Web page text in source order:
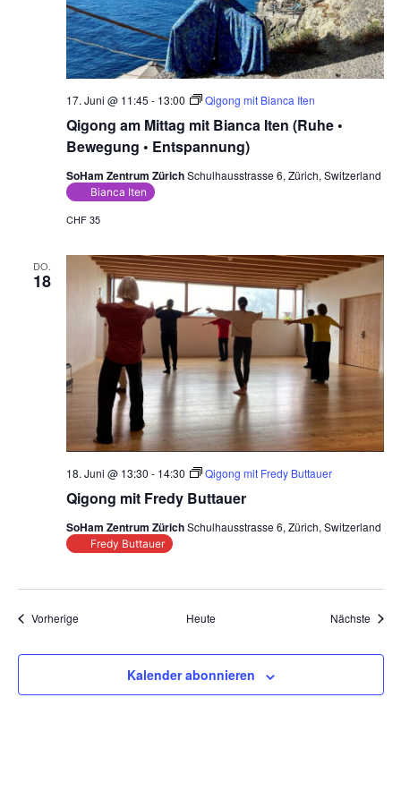
Qigong am Mittag mit Bianca Iten (Ruhe •
Bewegung • Entspannung)
17. Juni @ 11:45 - 13:00 Qigong mit Bianca Iten
SoHam Zentrum ZürichSchulhausstrasse 6, Zürich, Switzerland
Bianca Iten
CHF 35
DO.
18
Qigong mit Fredy Buttauer
18. Juni @ 13:30 - 14:30 Qigong mit Fredy Buttauer
SoHam Zentrum ZürichSchulhausstrasse 6, Zürich, Switzerland
Fredy Buttauer
VorherigeVeranstaltungen Heute Nächste
Kalender abonnieren